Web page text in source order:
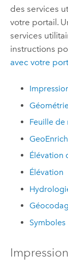
des services
votre portail.
services
instructions
avec votre
Feuille
Élévation
Élévation
Symboles
Impression